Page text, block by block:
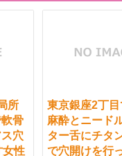
所
骨
穴
女性
東京銀座2丁
麻酔とニード
ター舌にチタ
で穴開けを行